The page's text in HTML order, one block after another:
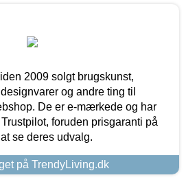
2009 solgt brugskunst,
og andre ting til
De er e-mærkede og har
foruden prisgaranti på
se deres udvalg.
på TrendyLiving.dk